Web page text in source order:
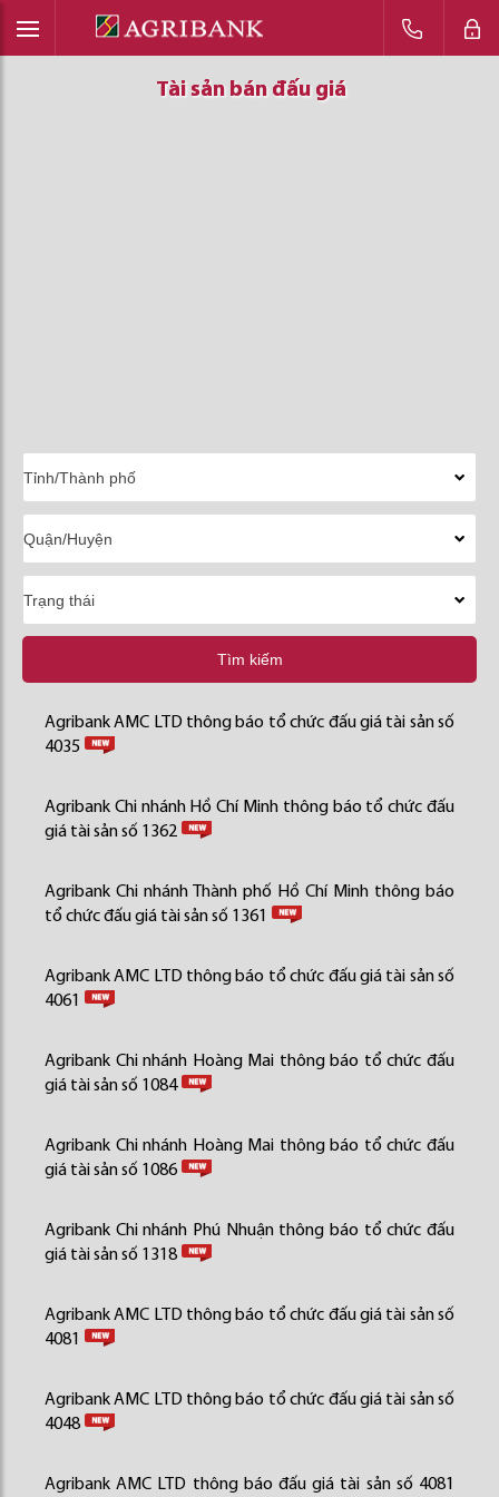
Tài sản bán đấu giá
Tài sản bán đấu giá
Tài sản bán đấu giá
Tìm kiếm
Agribank AMC LTD thông báo tổ chức đấu giá tài sản số
4035
Agribank Chi nhánh Hồ Chí Minh thông báo tổ chức đấu
giá tài sản số 1362
Agribank Chi nhánh Thành phố Hồ Chí Minh thông báo
tổ chức đấu giá tài sản số 1361
Agribank AMC LTD thông báo tổ chức đấu giá tài sản số
4061
Agribank Chi nhánh Hoàng Mai thông báo tổ chức đấu
giá tài sản số 1084
Agribank Chi nhánh Hoàng Mai thông báo tổ chức đấu
giá tài sản số 1086
Agribank Chi nhánh Phú Nhuận thông báo tổ chức đấu
giá tài sản số 1318
Agribank AMC LTD thông báo tổ chức đấu giá tài sản số
4081
Agribank AMC LTD thông báo tổ chức đấu giá tài sản số
4048
Agribank AMC LTD thông báo đấu giá tài sản số 4081